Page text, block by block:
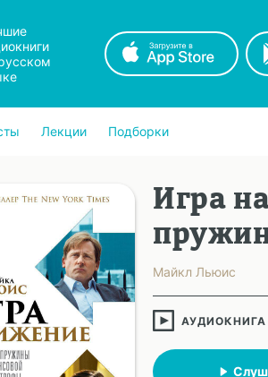
Лекции Подборки
Игра
Майкл Льюис
АУДИОКНИГА